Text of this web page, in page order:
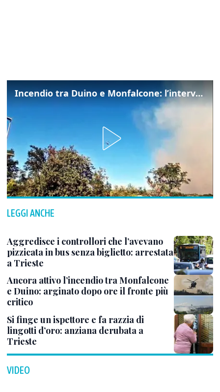
Incendio tra Duino e Monfalcone: l’intervento dei vigili del fuoco
LEGGI ANCHE
Aggredisce i controllori che l’avevano
pizzicata in bus senza biglietto: arrestata
a Trieste
Ancora attivo l’incendio tra Monfalcone
e Duino: arginato dopo ore il fronte più
critico
Si finge un ispettore e fa razzia di
lingotti d’oro: anziana derubata a
Trieste
VIDEO